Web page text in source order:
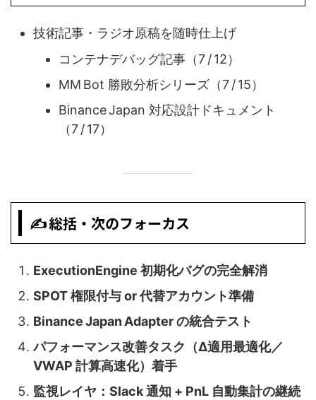
技術記事・ラジオ原稿を随時仕上げ
コンテナデバッグ記事（7 / 12）
MM Bot 勝敗分析シリーズ（7 / 15）
Binance Japan 対応設計ドキュメント
（7 / 17）
✍️ 総括・次のフォーカス
ExecutionEngine 初期化バグの完全解消
SPOT 権限付与 or 代替アカウント準備
Binance Japan Adapter の統合テスト
パフォーマンス改善タスク（Δ適用最適化／
VWAP 計算高速化）着手
監視レイヤ：Slack 通知 + PnL 自動集計の継続